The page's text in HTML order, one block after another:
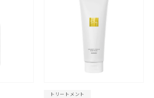
トリートメント